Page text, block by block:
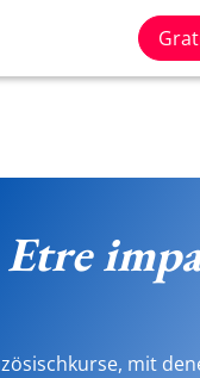
Etre
mit